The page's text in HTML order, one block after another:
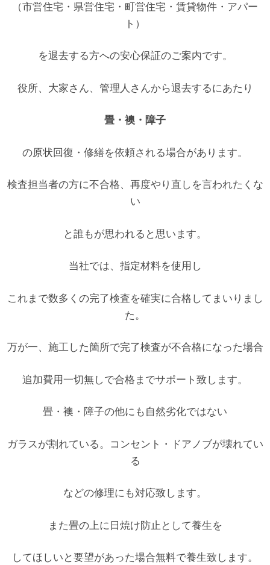
（市営住宅・県営住宅・町営住宅・賃貸物件・アパー
ト）
を退去する方への安心保証のご案内です。
役所、大家さん、管理人さんから退去するにあたり
畳・襖・障子
の原状回復・修繕を依頼される場合があります。
検査担当者の方に不合格、再度やり直しを言われたくな
い
と誰もが思われると思います。
当社では、指定材料を使用し
これまで数多くの完了検査を確実に合格してまいりまし
た。
万が一、施工した箇所で完了検査が不合格になった場合
追加費用一切無しで合格までサポート致します。
畳・襖・障子の他にも自然劣化ではない
ガラスが割れている。コンセント・ドアノブが壊れてい
る
などの修理にも対応致します。
また畳の上に日焼け防止として養生を
してほしいと要望があった場合無料で養生致します。